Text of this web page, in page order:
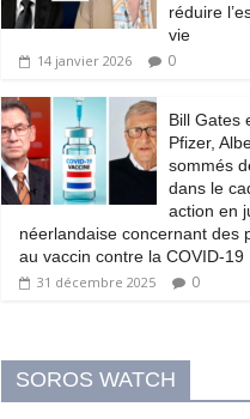
réduire
vie
14 janvier 2026 0
Bill Gates
Pfizer,
sommés
dans le
action en
néerlandaise concernant des
au vaccin contre la COVID-19
31 décembre 2025 0
SOROS WATCH